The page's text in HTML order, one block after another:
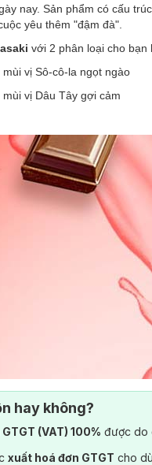
nay. Sản phẩm có cấu
yêu thêm "đậm đà".
với 2 phân loại cho bạn
mùi vị Sô-cô-la ngọt ngào
mùi vị Dâu Tây gợi cảm
hay không?
(VAT) 100% được do
xuất hoá đơn GTGT cho